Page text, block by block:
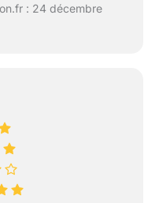
: 24 décembre